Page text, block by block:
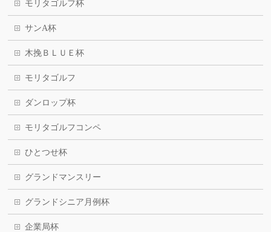
モリタゴルフ杯
サンA杯
木挽ＢＬＵＥ杯
モリタゴルフ
ダンロップ杯
モリタゴルフコンペ
ひとつせ杯
グランドマンスリー
グランドシニア月例杯
企業局杯